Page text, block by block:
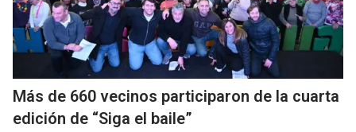
Más de 660 vecinos participaron de la cuarta
edición de “Siga el baile”